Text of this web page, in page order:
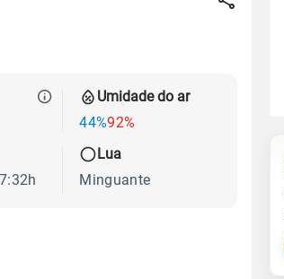
Umidade do ar
44%92%
Lua
Minguante